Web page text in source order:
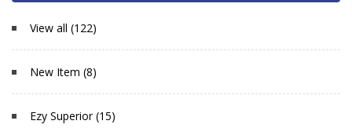
View all (122)
New Item (8)
Ezy Superior (15)